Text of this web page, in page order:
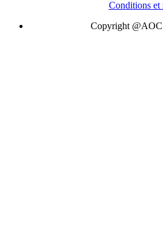
Conditions et
Copyright